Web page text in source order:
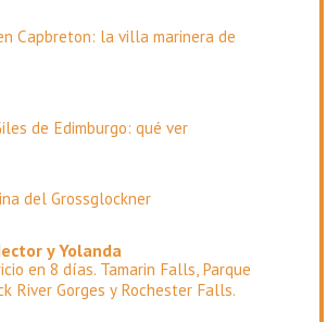
Capbreton: la villa marinera de
de Edimburgo: qué ver
del Grossglockner
y Yolanda
en 8 días. Tamarin Falls, Parque
River Gorges y Rochester Falls.